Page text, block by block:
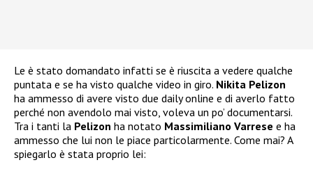
Le è stato domandato infatti se è riuscita a vedere qualche
puntata e se ha visto qualche video in giro. Nikita Pelizon
ha ammesso di avere visto due daily online e di averlo fatto
perché non avendolo mai visto, voleva un po’ documentarsi.
Tra i tanti la Pelizon ha notato Massimiliano Varrese e ha
ammesso che lui non le piace particolarmente. Come mai? A
spiegarlo è stata proprio lei: